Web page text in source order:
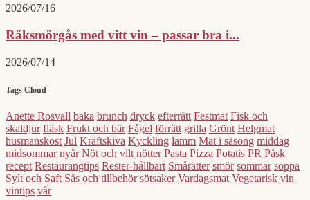
2026/07/16
Räksmörgås med vitt vin – passar bra i...
2026/07/14
Tags Cloud
Anette Rosvall baka brunch dryck efterrätt Festmat Fisk och
skaldjur fläsk Frukt och bär Fågel förrätt grilla Grönt Helgmat
husmanskost Jul Kräftskiva Kyckling lamm Mat i säsong middag
midsommar nyår Nöt och vilt nötter Pasta Pizza Potatis PR Påsk
recept Restaurangtips Rester-hållbart Smårätter smör sommar soppa
Sylt och Saft Sås och tillbehör sötsaker Vardagsmat Vegetarisk vin
vintips vår